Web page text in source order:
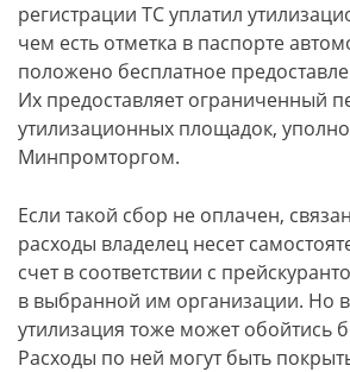
регистрации ТС уплатил
чем есть отметка в паспорте
положено бесплатное
Их предоставляет ограниченный
утилизационных площадок,
Минпромторгом.
Если такой сбор не оплачен,
расходы владелец несет
счет в соответствии с
в выбранной им организации. Но в
утилизация тоже может обойтись
Расходы по ней могут быть